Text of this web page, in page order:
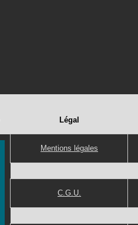
Légal
Mentions légales
C.G.U.